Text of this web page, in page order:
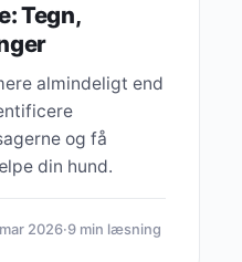
Tegn,
almindeligt end
og få
din hund.
2026·9 min læsning